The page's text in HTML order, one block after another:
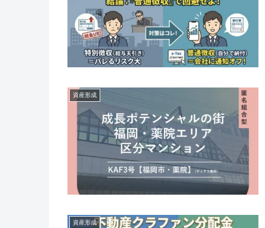
資産形成
資産形成